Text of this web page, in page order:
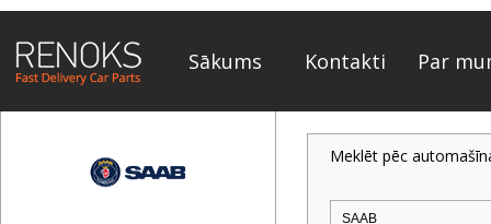
Sākums Kontakti Par
Meklēt pēc